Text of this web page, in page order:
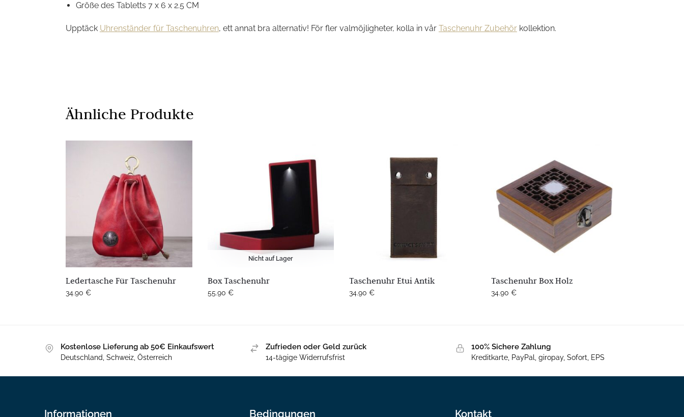
Größe des Tabletts 7 x 6 x 2.5 CM
Upptäck Uhrenständer für Taschenuhren, ett annat bra alternativ! För fler valmöjligheter, kolla in vår Taschenuhr Zubehörkollektion.
Ähnliche Produkte
Ledertasche Für Taschenuhr
34.90 €
Nicht auf Lager
Box Taschenuhr
55.90 €
Taschenuhr Etui Antik
34.90€
Taschenuhr Box Holz
34.90€
Kostenlose Lieferung ab 50€ Einkaufswert
Deutschland, Schweiz, Österreich
Zufrieden oder Geld zurück
14-tägige Widerrufsfrist
100% Sichere Zahlung
Kreditkarte, PayPal, giropay, Sofort, EPS
Informationen Bedingungen Kontakt